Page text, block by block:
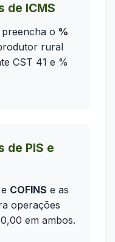
de ICMS
preencha o %
rural
CST 41 e %
de PIS e
e COFINS e as
operações
em ambos.